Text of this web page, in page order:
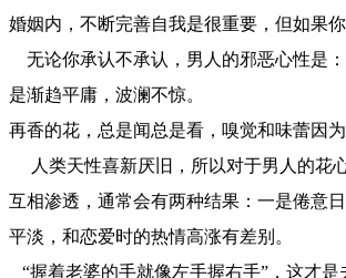
婚姻内，不断完善自我是很重要，但如果
无论你承认不承认，男人的邪恶心性是
是渐趋平庸，波澜不惊。
再香的花，总是闻总是看，嗅觉和味蕾因
人类天性喜新厌旧，所以对于男人的花
互相渗透，通常会有两种结果：一是倦意
平淡，和恋爱时的热情高涨有差别。
“握着老婆的手就像左手握右手”，这才